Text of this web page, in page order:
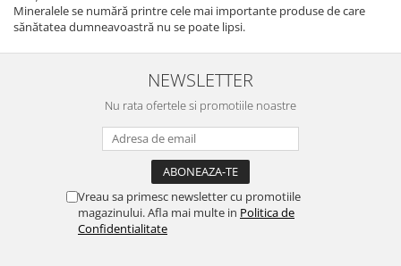
Mineralele se numără printre cele mai importante produse de care
sănătatea dumneavoastră nu se poate lipsi.
NEWSLETTER
Nu rata ofertele si promotiile noastre
Vreau sa primesc newsletter cu promotiile
magazinului. Afla mai multe in Politica de
Confidentialitate